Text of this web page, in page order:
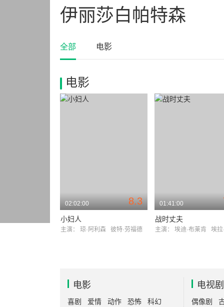
伊丽莎白帕特森
全部 电影
电影
8.3
02:02:00
小妇人
主演： 琼·阿利森 彼特·劳福德
01:41:00
战时丈夫
主演： 埃迪·布莱肯 埃拉·
电影
喜剧 爱情 动作 恐怖 科幻
电视剧
偶像剧